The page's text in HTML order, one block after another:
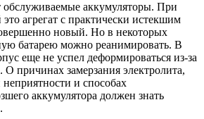
обслуживаемые аккумуляторы. При
агрегат с практически истекшим
новый. Но в некоторых
батарею можно реанимировать. В
еще не успел деформироваться из-за
О причинах замерзания электролита,
и способах
аккумулятора должен знать